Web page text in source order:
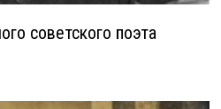
советского поэта